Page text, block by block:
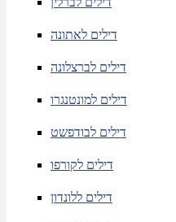
דילים לאתונה
דילים לברצלונה
דילים למונטנגרו
דילים לבודפשט
דילים לקורפו
דילים ללונדון